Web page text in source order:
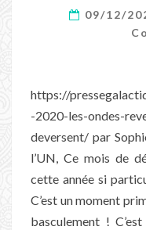
09/12/
https://
-2020-les-ondes-
deversent/ par
l’UN, Ce mois de
cette année si
C’est un moment
basculement !